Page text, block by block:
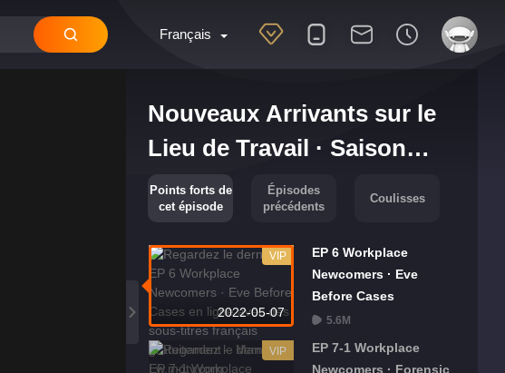
Français
Nouveaux Arrivants sur le
Lieu de Travail · Saison
Médecine Légale
Points forts de
cet épisode
Épisodes
précédents
Coulisses
2022-05-07
VIP
EP 6 Workplace
Newcomers · Eve
Before Cases
5.6M
VIP
EP 7-1 Workplace
Newcomers · Forensic